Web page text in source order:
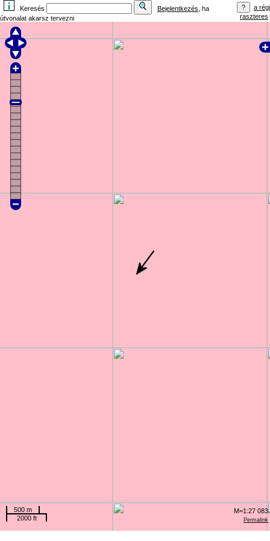
Keresés Bejelentkezés , ha
útvonalat akarsz tervezni
a régi
raszteres
Permalink
500 m
2000 ft
M=1:27 083